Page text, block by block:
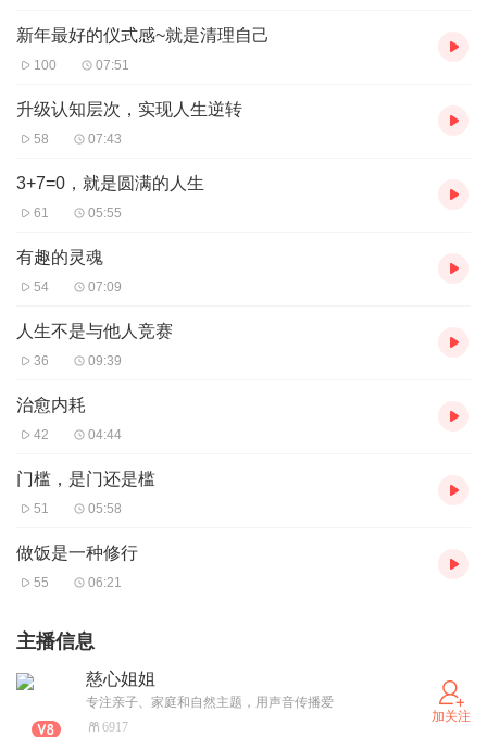
新年最好的仪式感~就是清理自己
100 07:51
升级认知层次，实现人生逆转
58 07:43
3+7=0，就是圆满的人生
61 05:55
有趣的灵魂
54 07:09
人生不是与他人竞赛
36 09:39
治愈内耗
42 04:44
门槛，是门还是槛
51 05:58
做饭是一种修行
55 06:21
主播信息
慈心姐姐
专注亲子、家庭和自然主题，用声音传播爱
6917
加关注